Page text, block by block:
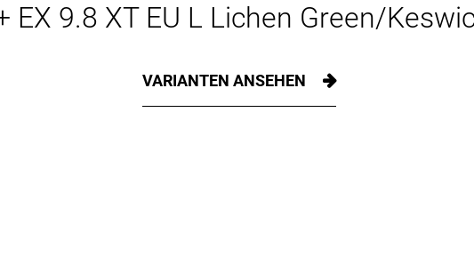
EX 9.8 XT EU L Lichen Green/
VARIANTEN ANSEHEN